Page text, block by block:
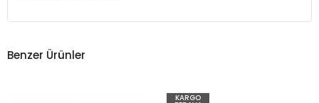
Benzer Ürünler
KARGO